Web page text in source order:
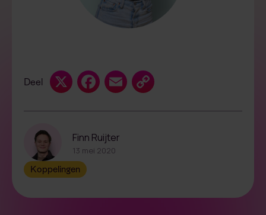
Deel X Facebook
Email
Copy
Link
Finn Ruijter
13 mei 2020
Koppelingen